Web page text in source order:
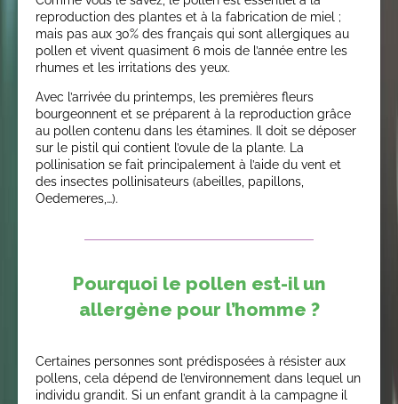
reproduction des plantes et à la fabrication de miel ;
mais pas aux 30% des français qui sont allergiques au
pollen et vivent quasiment 6 mois de l’année entre les
rhumes et les irritations des yeux.
Avec l’arrivée du printemps, les premières fleurs
bourgeonnent et se préparent à la reproduction grâce
au pollen contenu dans les étamines. Il doit se déposer
sur le pistil qui contient l’ovule de la plante. La
pollinisation se fait principalement à l’aide du vent et
des insectes pollinisateurs (abeilles, papillons,
Oedemeres,…).
Pourquoi le pollen est-il un
allergène pour l’homme ?
Certaines personnes sont prédisposées à résister aux
pollens, cela dépend de l’environnement dans lequel un
individu grandit. Si un enfant grandit à la campagne il